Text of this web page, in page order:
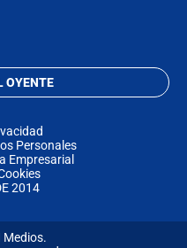
OYENTE
Personales
Empresarial
2014
Medios.